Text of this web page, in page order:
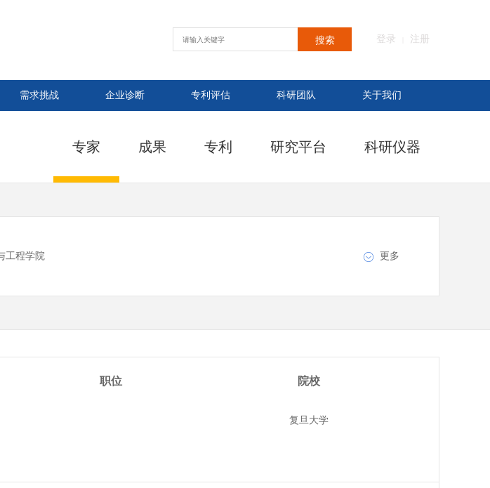
搜索 登录 注册
需求挑战 企业诊断 专利评估 科研团队 关于我们
专家 成果 专利 研究平台 科研仪器
工程学院 更多
职位 院校
复旦大学